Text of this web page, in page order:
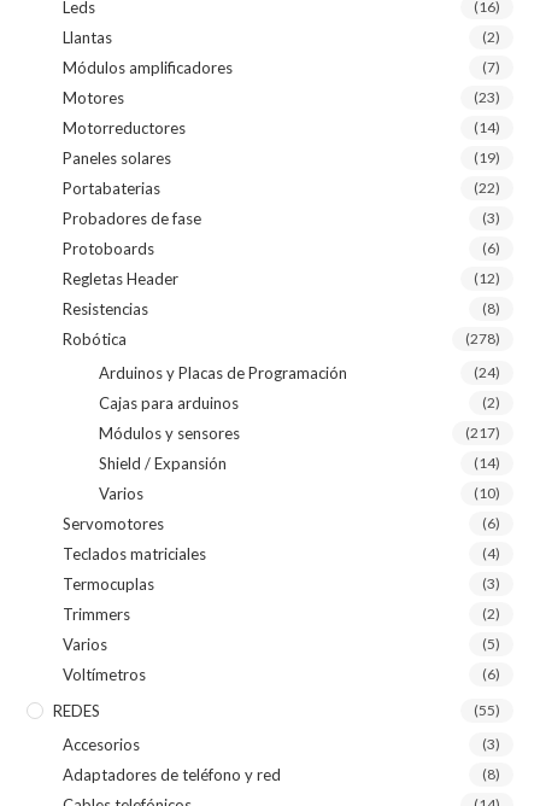
Leds (16)
Llantas (2)
Módulos amplificadores (7)
Motores (23)
Motorreductores (14)
Paneles solares (19)
Portabaterias (22)
Probadores de fase (3)
Protoboards (6)
Regletas Header (12)
Resistencias (8)
Robótica (278)
Arduinos y Placas de Programación (24)
Cajas para arduinos (2)
Módulos y sensores (217)
Shield / Expansión (14)
Varios (10)
Servomotores (6)
Teclados matriciales (4)
Termocuplas (3)
Trimmers (2)
Varios (5)
Voltímetros (6)
REDES (55)
Accesorios (3)
Adaptadores de teléfono y red (8)